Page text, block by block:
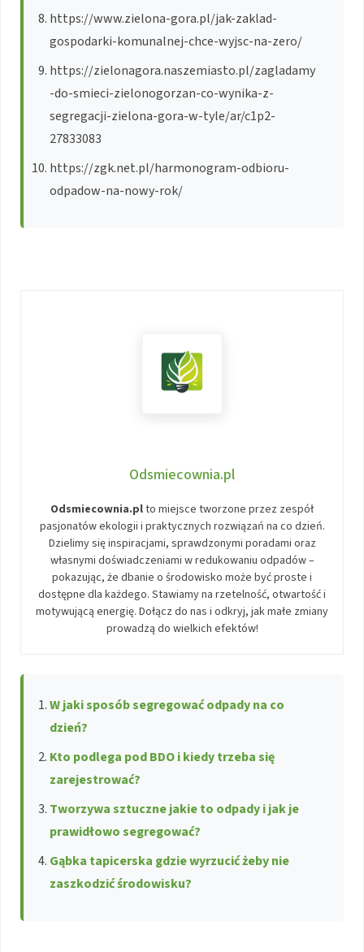
https://www.zielona-gora.pl/jak-zaklad-
gospodarki-komunalnej-chce-wyjsc-na-zero/
https://zielonagora.naszemiasto.pl/zagladamy
-do-smieci-zielonogorzan-co-wynika-z-
segregacji-zielona-gora-w-tyle/ar/c1p2-
27833083
https://zgk.net.pl/harmonogram-odbioru-
odpadow-na-nowy-rok/
Odsmiecownia.pl
Odsmiecownia.plto miejsce tworzone przez zespół
pasjonatów ekologii i praktycznych rozwiązań na co dzień.
Dzielimy się inspiracjami, sprawdzonymi poradami oraz
własnymi doświadczeniami w redukowaniu odpadów –
pokazując, że dbanie o środowisko może być proste i
dostępne dla każdego. Stawiamy na rzetelność, otwartość i
motywującą energię. Dołącz do nas i odkryj, jak małe zmiany
prowadzą do wielkich efektów!
W jaki sposób segregować odpady na co
dzień?
Kto podlega pod BDO i kiedy trzeba się
zarejestrować?
Tworzywa sztuczne jakie to odpady i jak je
prawidłowo segregować?
Gąbka tapicerska gdzie wyrzucić żeby nie
zaszkodzić środowisku?